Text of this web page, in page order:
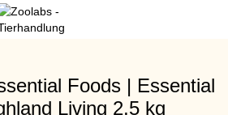
Foods | Essential
Living 2,5 kg